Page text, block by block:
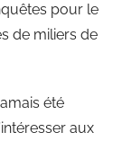
pour le
de miliers de
été
aux